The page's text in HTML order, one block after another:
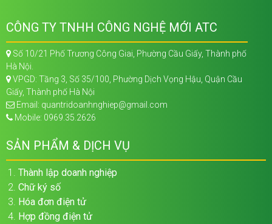
CÔNG TY TNHH CÔNG NGHỆ MỚI ATC
Số 10/21 Phố Trương Công Giai, Phường Cầu Giấy, Thành phố
Hà Nội.
VPGD: Tầng 3, Số 35/100, Phường Dịch Vọng Hậu, Quận Cầu
Giấy, Thành phố Hà Nội
Email: quantridoanhnghiep@gmail.com
Mobile: 0969.35.2626
SẢN PHẨM & DỊCH VỤ
Thành lập doanh nghiệp
Chữ ký số
Hóa đơn điện tử
Hợp đồng điện tử